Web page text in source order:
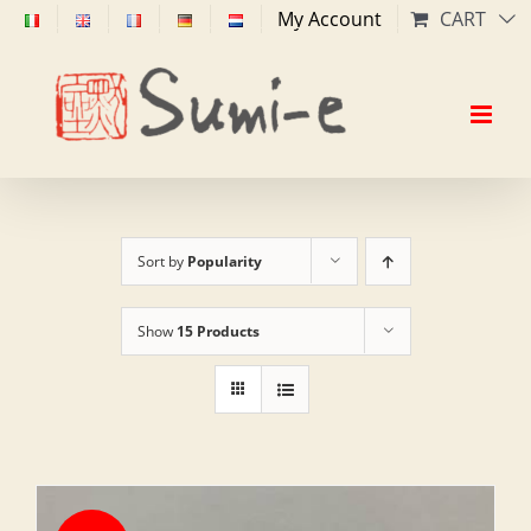
Skip
content
My Account CART
Sort by Popularity
Show 15 Products